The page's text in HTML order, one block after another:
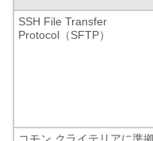
SSH File Transfer
Protocol（SFTP）